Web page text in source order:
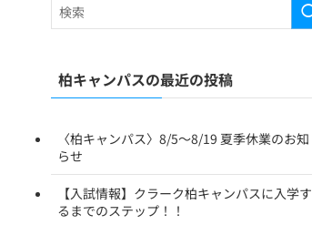
柏キャンパスの最近の投稿
〈柏キャンパス〉8/5〜8/19 夏季休業のお知
らせ
【入試情報】クラーク柏キャンパスに入学す
るまでのステップ！！